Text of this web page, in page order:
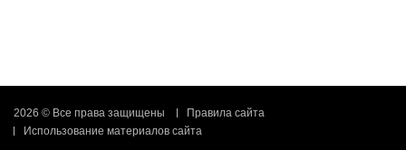
2026 © Все права защищены
Правила сайта
Использование материалов сайта